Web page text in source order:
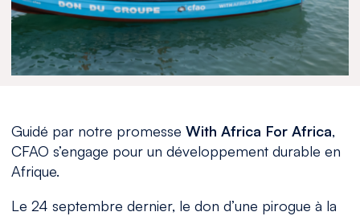
Guidé par notre promesse With Africa For Africa,
CFAO s’engage pour un développement durable en
Afrique.
Le 24 septembre dernier, le don d’une pirogue à la